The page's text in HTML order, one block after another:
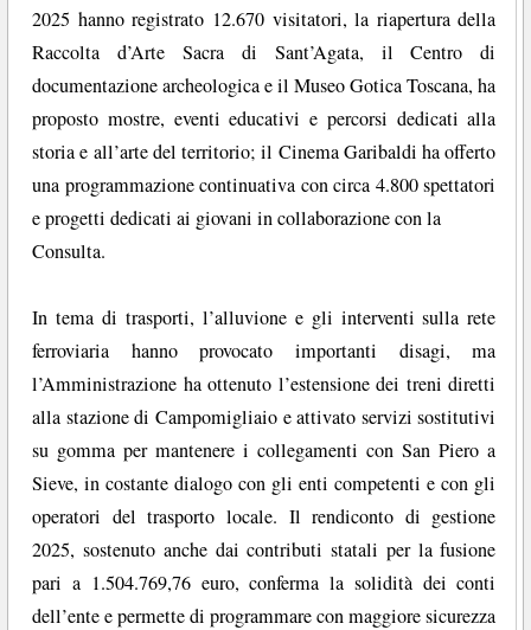
2025 hanno registrato 12.670 visitatori, la riapertura della
Raccolta d’Arte Sacra di Sant’Agata, il Centro di
documentazione archeologica e il Museo Gotica Toscana, ha
proposto mostre, eventi educativi e percorsi dedicati alla
storia e all’arte del territorio; il Cinema Garibaldi ha offerto
una programmazione continuativa con circa 4.800 spettatori
e progetti dedicati ai giovani in collaborazione con la
Consulta.
In tema di trasporti, l’alluvione e gli interventi sulla rete
ferroviaria hanno provocato importanti disagi, ma
l’Amministrazione ha ottenuto l’estensione dei treni diretti
alla stazione di Campomigliaio e attivato servizi sostitutivi
su gomma per mantenere i collegamenti con San Piero a
Sieve, in costante dialogo con gli enti competenti e con gli
operatori del trasporto locale. Il rendiconto di gestione
2025, sostenuto anche dai contributi statali per la fusione
pari a 1.504.769,76 euro, conferma la solidità dei conti
dell’ente e permette di programmare con maggiore sicurezza